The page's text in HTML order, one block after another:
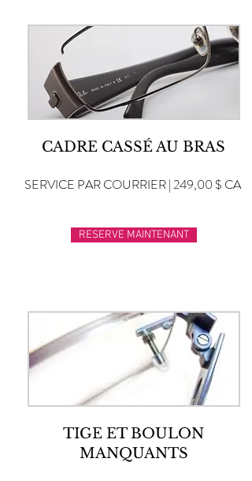
CADRE CASSÉ AU BRAS
SERVICE PAR COURRIER | 249,00 $ CA
RESERVE MAINTENANT
TIGE ET BOULON
MANQUANTS